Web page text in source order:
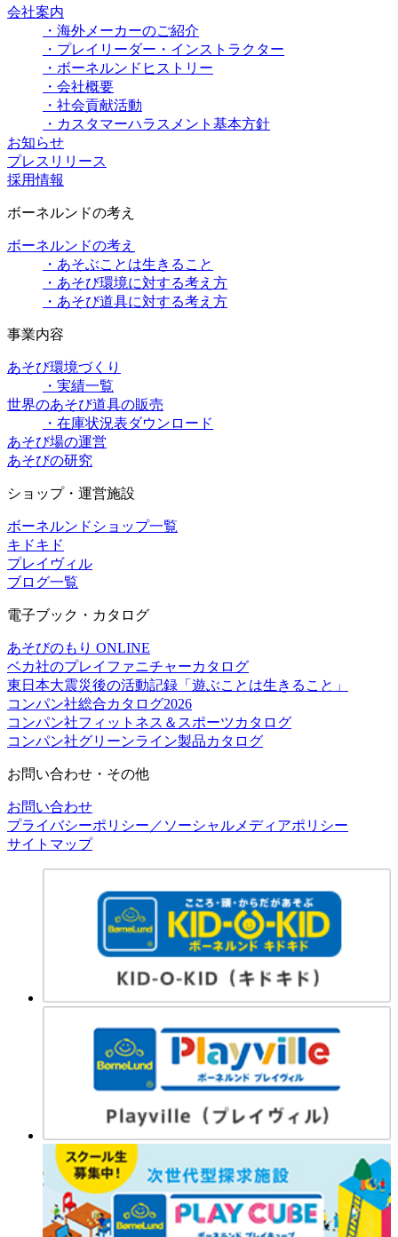
会社案内
・海外メーカーのご紹介
・プレイリーダー・インストラクター
・ボーネルンドヒストリー
・会社概要
・社会貢献活動
・カスタマーハラスメント基本方針
お知らせ
プレスリリース
採用情報
ボーネルンドの考え
ボーネルンドの考え
・あそぶことは生きること
・あそび環境に対する考え方
・あそび道具に対する考え方
事業内容
あそび環境づくり
・実績一覧
世界のあそび道具の販売
・在庫状況表ダウンロード
あそび場の運営
あそびの研究
ショップ・運営施設
ボーネルンドショップ一覧
キドキド
プレイヴィル
ブログ一覧
電子ブック・カタログ
あそびのもり ONLINE
ベカ社のプレイファニチャーカタログ
東日本大震災後の活動記録「遊ぶことは生きること」
コンパン社総合カタログ2026
コンパン社フィットネス＆スポーツカタログ
コンパン社グリーンライン製品カタログ
お問い合わせ・その他
お問い合わせ
プライバシーポリシー／ソーシャルメディアポリシー
サイトマップ